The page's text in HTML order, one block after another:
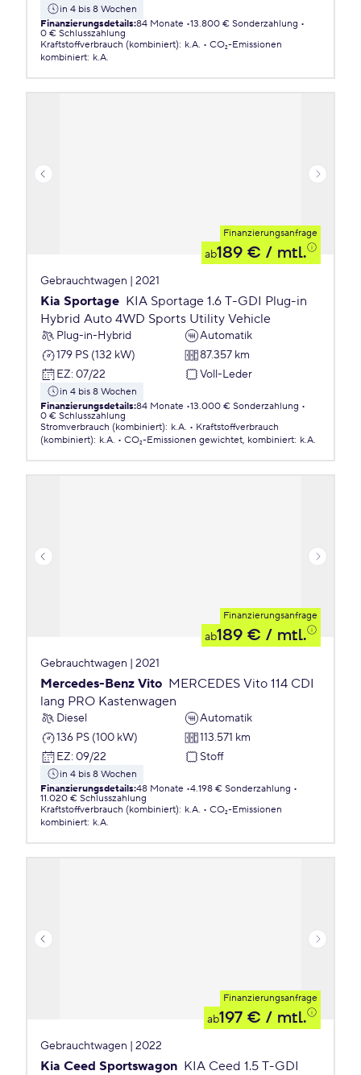
in 4 bis 8 Wochen
Finanzierungsdetails:84 Monate 13.800 € Sonderzahlung
0 € Schlusszahlung
Kraftstoffverbrauch (kombiniert): k.A.
CO₂-Emissionen
kombiniert: k.A.
Finanzierungsanfrage
ab189 € / mtl.
Gebrauchtwagen | 2021
Kia Sportage KIA Sportage 1.6 T-GDI Plug-in
Hybrid Auto 4WD Sports Utility Vehicle
Plug-in-Hybrid
Automatik
179 PS (132 kW)
87.357 km
EZ: 07/22 Voll-Leder
in 4 bis 8 Wochen
Finanzierungsdetails:84 Monate 13.000 € Sonderzahlung
0 € Schlusszahlung
Stromverbrauch (kombiniert): k.A.
Kraftstoffverbrauch
(kombiniert): k.A. CO₂-Emissionen gewichtet, kombiniert: k.A.
Finanzierungsanfrage
ab189 € / mtl.
Gebrauchtwagen | 2021
Mercedes-Benz Vito MERCEDES Vito 114 CDI
lang PRO Kastenwagen
Diesel
Automatik
136 PS (100 kW)
113.571 km
EZ: 09/22 Stoff
in 4 bis 8 Wochen
Finanzierungsdetails:48 Monate 4.198 € Sonderzahlung
11.020 € Schlusszahlung
Kraftstoffverbrauch (kombiniert): k.A.
CO₂-Emissionen
kombiniert: k.A.
Finanzierungsanfrage
ab197 € / mtl.
Gebrauchtwagen | 2022
Kia Ceed Sportswagon KIA Ceed 1.5 T-GDI